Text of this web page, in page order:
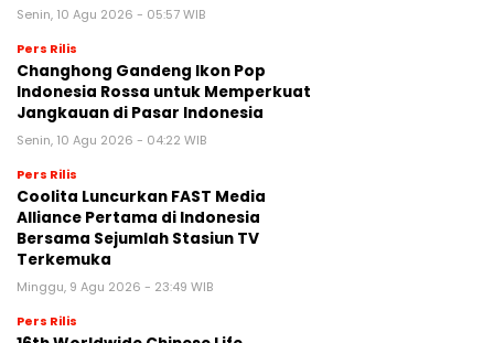
Senin, 10 Agu 2026 - 05:57 WIB
Pers Rilis
Changhong Gandeng Ikon Pop
Indonesia Rossa untuk Memperkuat
Jangkauan di Pasar Indonesia
Senin, 10 Agu 2026 - 04:22 WIB
Pers Rilis
Coolita Luncurkan FAST Media
Alliance Pertama di Indonesia
Bersama Sejumlah Stasiun TV
Terkemuka
Minggu, 9 Agu 2026 - 23:49 WIB
Pers Rilis